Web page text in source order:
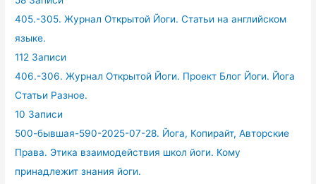
405.-305. Журнал Открытой Йоги. Статьи на английском
языке.
112 Записи
406.-306. Журнал Открытой Йоги. Проект Блог Йоги. Йога
Статьи Разное.
10 Записи
500-бывшая-590-2025-07-28. Йога, Копирайт, Авторские
Права. Этика взаимодействия школ йоги. Кому
принадлежит знания йоги.